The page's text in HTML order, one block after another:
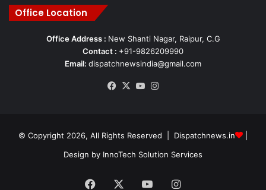
Office Location
Office Address : New Shanti Nagar, Raipur, C.G
Contact : +91-9826209990
Email: dispatchnewsindia@gmail.com
Facebook
X YouTube
© Copyright 2026, All Rights Reserved | Dispatchnews.in
Design by InnoTech Solution Services
Facebook YouTubeInstagram